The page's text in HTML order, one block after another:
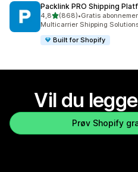
Packlink PRO Shipping
4,8av 5 stjerner
(868)
Totalt 868 omtaler
•Gratis
Multicarrier Shipping
Built for Shopify
Vil du
Prøv Shopify